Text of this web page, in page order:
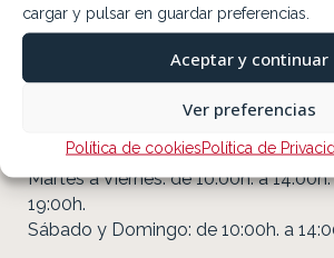
cargar y pulsar en guardar preferencias.
Aceptar y continuar
Ver preferencias
Política de cookiesPolítica de
Horarios
Ayuntamiento: 08:00 a 15:00 h
Atención al Público: 9:00 a 14:00 h
Renovación Demanda Empleo: 09:00
Oficina de Turismo de Cebolla
Martes a Viernes: de 10:00h. a
19:00h.
Sábado y Domingo: de 10:00h. a